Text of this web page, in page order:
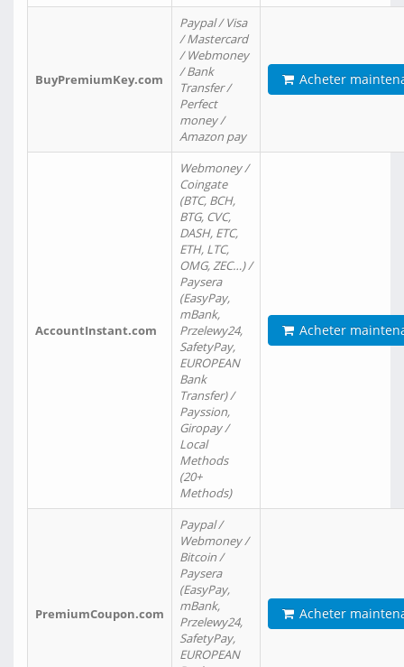
BuyPremiumKey.com
Paypal / Visa
/ Mastercard
/ Webmoney
/ Bank
Transfer /
Perfect
money /
Amazon pay
Acheter
AccountInstant.com
Webmoney /
Coingate
(BTC, BCH,
BTG, CVC,
DASH, ETC,
ETH, LTC,
OMG, ZEC…) /
Paysera
(EasyPay,
mBank,
Przelewy24,
SafetyPay,
EUROPEAN
Bank
Transfer) /
Payssion,
Giropay /
Local
Methods
(20+
Methods)
Acheter
PremiumCoupon.com
Paypal /
Webmoney /
Bitcoin /
Paysera
(EasyPay,
mBank,
Przelewy24,
SafetyPay,
EUROPEAN
Acheter